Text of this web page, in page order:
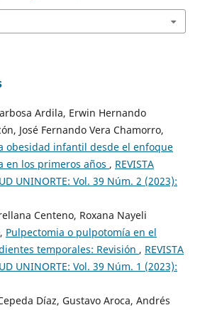
Ardila, Erwin Hernando
José Fernando Vera Chamorro,
obesidad infantil desde el enfoque
en los primeros años , REVISTA
UNINORTE: Vol. 39 Núm. 2 (2023):
Centeno, Roxana Nayeli
Pulpectomia o pulpotomía en el
temporales: Revisión , REVISTA
UNINORTE: Vol. 39 Núm. 1 (2023):
Díaz, Gustavo Aroca, Andrés